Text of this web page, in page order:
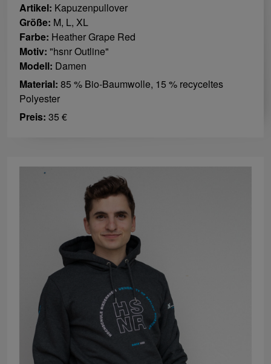
Artikel: Kapuzenpullover
Größe: M, L, XL
Farbe: Heather Grape Red
Motiv: "hsnr Outline"
Modell: Damen
Material: 85 % Bio-Baumwolle, 15 % recyceltes
Polyester
Preis: 35 €